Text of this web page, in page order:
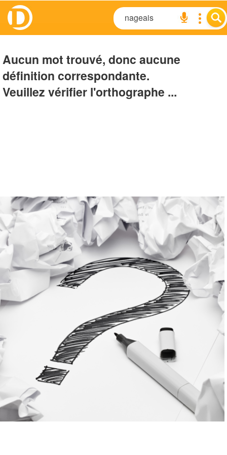
Aucun mot trouvé, donc aucune
définition correspondante.
Veuillez vérifier l'orthographe ...